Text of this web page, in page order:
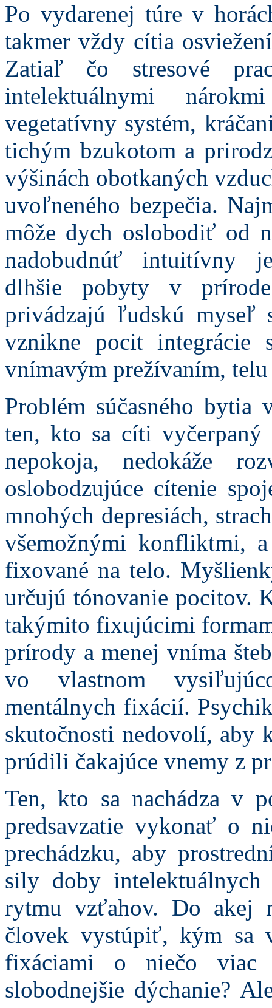
Po vydarenej túre v
takmer vždy cítia
Zatiaľ čo stresové
intelektuálnymi
vegetatívny systém,
tichým bzukotom a
výšinách obotkaných
uvoľneného bezpečia.
môže dych oslobodiť od
nadobudnúť intuitívny
dlhšie pobyty v
privádzajú ľudskú
vznikne pocit integrácie
vnímavým prežívaním,
Problém súčasného bytia
ten, kto sa cíti
nepokoja, nedokáže
oslobodzujúce cítenie
mnohých depresiách,
všemožnými konfliktmi,
fixované na telo.
určujú tónovanie pocitov.
takýmito fixujúcimi
prírody a menej vníma
vo vlastnom
mentálnych fixácií.
skutočnosti nedovolí, aby
prúdili čakajúce vnemy z
Ten, kto sa nachádza v
predsavzatie vykonať o
prechádzku, aby
sily doby
rytmu vzťahov. Do akej
človek vystúpiť, kým sa
fixáciami o niečo
slobodnejšie dýchanie?